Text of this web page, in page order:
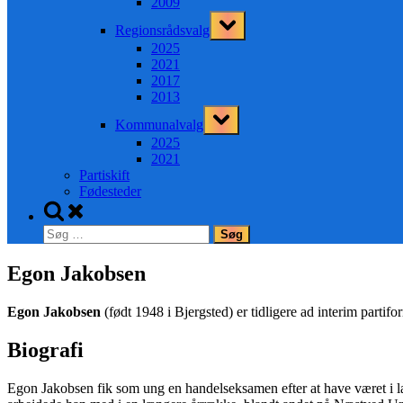
Regionsrådsvalg
Toggle
sub-
2025
2021
2017
2013
Kommunalvalg
Toggle
sub-
2025
2021
Partiskift
Fødesteder
Toggle
search
form
Søg
efter:
Egon Jakobsen
Egon Jakobsen (født 1948 i Bjergsted) er tidligere ad interim
Biografi
Egon Jakobsen fik som ung en handelseksamen efter at have